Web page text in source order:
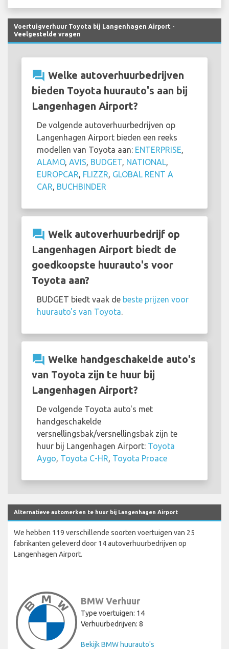
Voertuigverhuur Toyota bij Langenhagen Airport -
Veelgestelde vragen
question_answer Welke autoverhuurbedrijven
bieden Toyota huurauto's aan bij
Langenhagen Airport?
De volgende autoverhuurbedrijven op
Langenhagen Airport bieden een reeks
modellen van Toyota aan: ENTERPRISE
ALAMO, AVIS BUDGET NATIONAL
EUROPCAR FLIZZR GLOBAL RENT A
CAR BUCHBINDER
question_answer Welk autoverhuurbedrijf op
Langenhagen Airport biedt de
goedkoopste huurauto's voor
Toyota aan?
BUDGET biedt vaak de beste prijzen voor
huurauto's van Toyota
question_answer Welke handgeschakelde auto's
van Toyota zijn te huur bij
Langenhagen Airport?
De volgende Toyota auto's met
handgeschakelde
versnellingsbak/versnellingsbak zijn te
huur bij Langenhagen Airport: Toyota
Aygo Toyota C-HR Toyota Proace
Alternatieve automerken te huur bij Langenhagen Airport
We hebben 119 verschillende soorten voertuigen van 25
fabrikanten geleverd door 14 autoverhuurbedrijven op
Langenhagen Airport.
BMW Verhuur
Type voertuigen: 14
Verhuurbedrijven: 8
Bekijk BMW huurauto's